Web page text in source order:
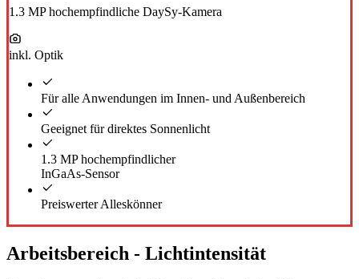
1.3 MP hochempfindliche DaySy-Kamera
inkl. Optik
Für alle Anwendungen im Innen- und Außenbereich
Geeignet für direktes Sonnenlicht
1.3 MP hochempfindlicher
InGaAs-Sensor
Preiswerter Alleskönner
Arbeitsbereich - Lichtintensität